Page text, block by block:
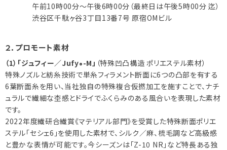
午前10時00分～午後6時00分（最終日は午後5時00分 迄）
渋谷区千駄ヶ谷3丁目13番7号 原宿OMビル
２．プロモート素材
（1）「ジュフィー／Jufy® -M」 （特殊凹凸構造 ポリエステル素材）
特殊ノズルと紡糸技術で単糸フィラメント断面に6つの凸部を有する
6葉断面糸を用い、当社独自の特殊複合仮撚加工を施すことで、ナチ
ュラルで繊細な杢感とドライでふくらみのある風合いを表現した素材
です。
2022年度繊研合繊賞《マテリアル部門》を受賞した特殊断面ポリエ
ステル「セシェ6」を使用した素材で、シルク／麻、梳毛調など高級感
と豊かな表情が可能です。今シーズンは「Z-10 NR」など特長ある独